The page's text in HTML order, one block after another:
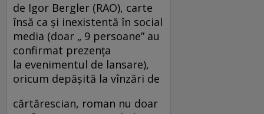
de Igor Bergler (RAO), carte
însă ca și inexistentă în social
media (doar „ 9 persoane” au
confirmat prezența
la evenimentul de lansare),
oricum depăşită la vînzări de
cărtărescian, roman nu doar